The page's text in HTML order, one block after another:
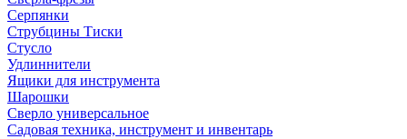
Серпянки
Струбцины Тиски
Стусло
Удлиннители
Ящики для инструмента
Шарошки
Сверло универсальное
Садовая техника, инструмент и инвентарь